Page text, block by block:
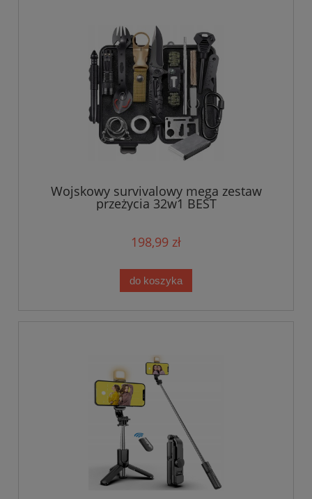
Wojskowy survivalowy mega zestaw
przeżycia 32w1 BEST
198,99 zł
do koszyka